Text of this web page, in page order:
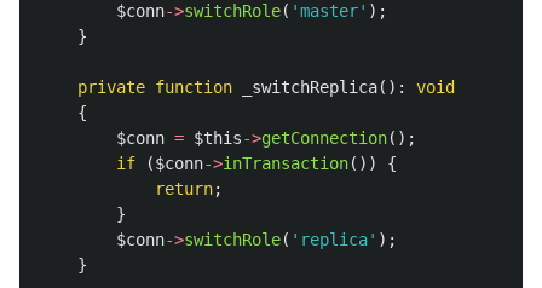
$conn->switchRole( 'master' );
}
private function _switchReplica():
void
{
$conn = $this->getConnection();
if
($conn->inTransaction())
{
return;
}
$conn->switchRole( 'replica' );
}